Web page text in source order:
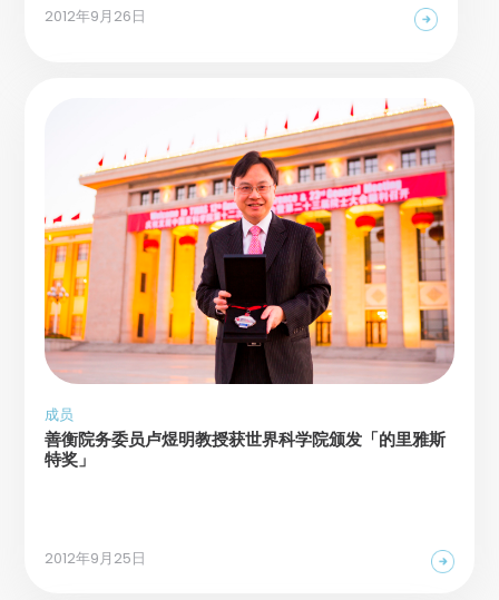
2012年9月26日
成员
善衡院务委员卢煜明教授获世界科学院颁发「的里雅斯
特奖」
2012年9月25日